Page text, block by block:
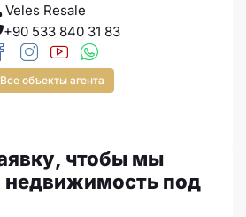
Veles Resale
+90 533 840 31 83
Все объекты агента
чтобы мы
недвижимость под